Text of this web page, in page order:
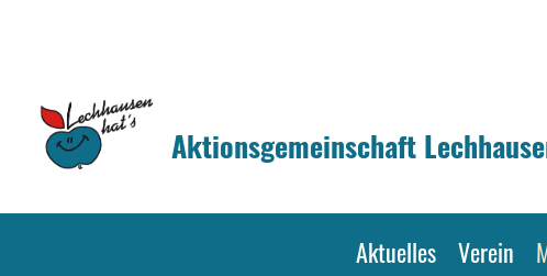
Aktionsgemeinschaft
Aktuelles Verein